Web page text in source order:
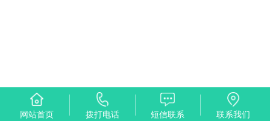
网站首页 拨打电话 短信联系 联系我们